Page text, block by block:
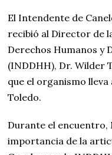
El Intendente de
recibió al Director de
Derechos Humanos y
(INDDHH), Dr. Wilder
que el organismo lleva
Toledo.
Durante el encuentro,
importancia de la